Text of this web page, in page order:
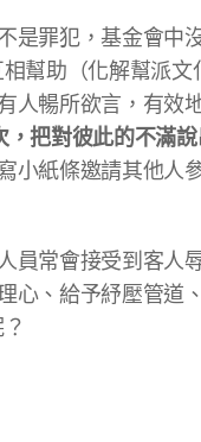
是罪犯，基金會中
幫助（化解幫派文
人暢所欲言，有效
把對彼此的不滿說
小紙條邀請其他人
員常會接受到客人
心、給予紓壓管道